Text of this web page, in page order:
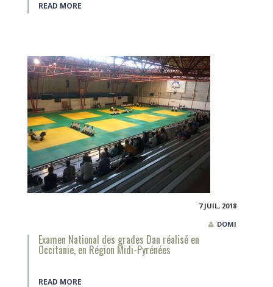
READ MORE
7 JUIL, 2018
DOMI
Examen National des grades Dan réalisé en
Occitanie, en Région Midi-Pyrénées
READ MORE